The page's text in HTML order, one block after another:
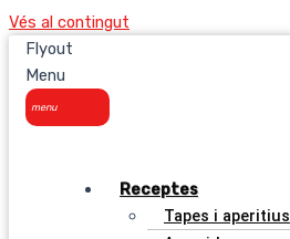
Vés al contingut
Flyout
Menu
Receptes
Tapes i aperitius